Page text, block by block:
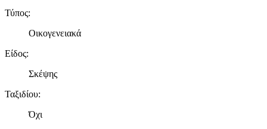
Τύπος:
Οικογενειακά
Είδος:
Σκέψης
Ταξιδίου:
Όχι